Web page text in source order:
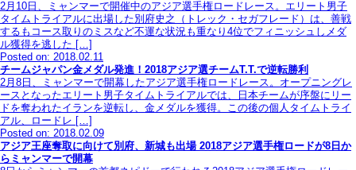
2月10日、ミャンマーで開催中のアジア選手権ロードレース。エリート男子
タイムトライアルに出場した別府史之（トレック・セガフレード）は、善戦
するもコース取りのミスなど不運な状況も重なり4位でフィニッシュしメダ
ル獲得を逃した […]
Posted on: 2018.02.11
チームジャパン金メダル発進！2018アジア選チームT.T.で逆転勝利
2月8日、ミャンマーで開幕したアジア選手権ロードレース。オープニングレ
ースとなったエリート男子タイムトライアルでは、日本チームが序盤にリー
ドを奪われたイランを逆転し、金メダルを獲得。この後の個人タイムトライ
アル、ロードレ […]
Posted on: 2018.02.09
アジア王座奪取に向けて別府、新城も出場 2018アジア選手権ロードが8日か
らミャンマーで開幕